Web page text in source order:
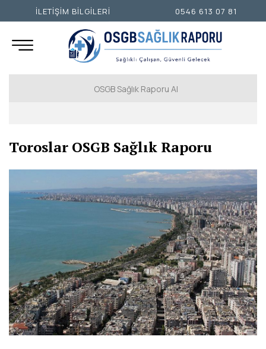
OSGB Sağlık Raporu Al
İSTANBUL ANADOLU YAKASI
ANKARA
İZMİR
AFYONKARAHİSAR
AĞRI
AKSARAY
Toroslar OSGB Sağlık Raporu
İLETİŞİM BİLGİLERİ 0546 613 07 81